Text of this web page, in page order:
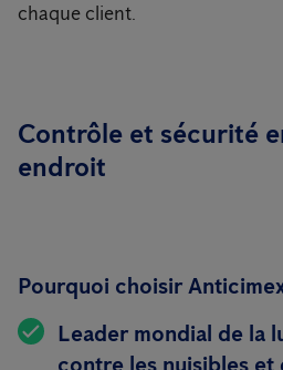
chaque client.
Contrôle et sécurité
endroit
Pourquoi choisir
Leader mondial de la
contre les nuisibles